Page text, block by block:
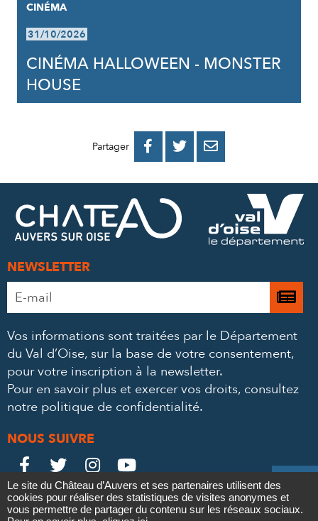
Contact
CINÉMA
31/10/2026
CINÉMA HALLOWEEN - MONSTER
HOUSE
Partager 
PARTAGER
FACEBOOK
PARTAGER
PARTAGER
MAIL
NEWSLETTER
Adresse
e-
*
Je
à
Vos informations sont traitées par le Département
du Val d’Oise, sur la base de votre consentement,
pour votre inscription à la newsletter.
Pour en savoir plus et exercer vos droits, consultez
notre politique de confidentialité.
NOUS SUIVRE
Le
Château

Le
Château

Le
Château

Le
Château

Mentions légales Politique de confidentialité
Crédits
Le site du Château d’Auvers et ses partenaires utilisent des
cookies pour réaliser des statistiques de visites anonymes et
vous permettre de partager du contenu sur les réseaux sociaux.